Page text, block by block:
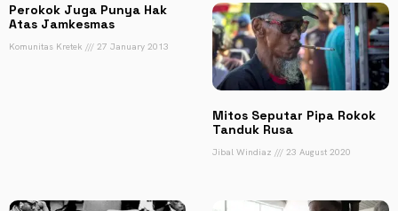
Perokok Juga Punya Hak
Atas Jamkesmas
Komunitas Kretek 27 January 2013
Mitos Seputar Pipa Rokok
Tanduk Rusa
Jibal Windiaz 23 August 2020